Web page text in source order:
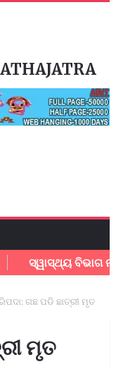
ବିଭାଗ ନା
ଗଛ ପଡି ଛାତ୍ରୀ ମୃତ
ମୃତ